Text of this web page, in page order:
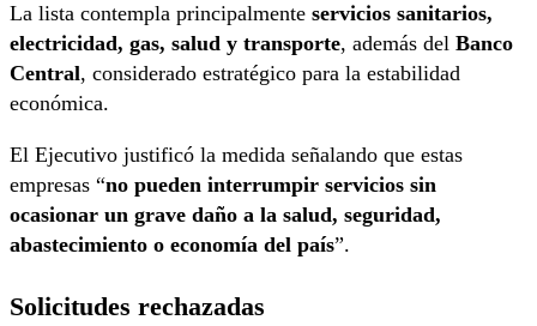
La lista contempla principalmente servicios sanitarios,
electricidad, gas, salud y transporte, además del Banco
Central, considerado estratégico para la estabilidad
económica.
El Ejecutivo justificó la medida señalando que estas
empresas “no pueden interrumpir servicios sin
ocasionar un grave daño a la salud, seguridad,
abastecimiento o economía del país”.
Solicitudes rechazadas